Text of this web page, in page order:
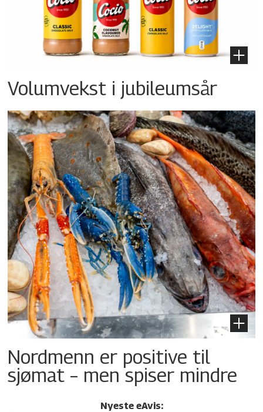
Volumvekst i jubileumsår
Nordmenn er positive til
sjømat – men spiser mindre
Nyeste eAvis: